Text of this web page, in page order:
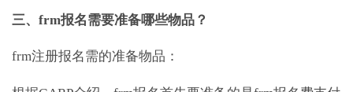
三、frm报名需要准备哪些物品？
frm注册报名需的准备物品：